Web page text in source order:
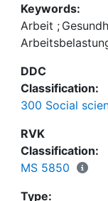
Gesundheit
Die Analyse
Dabei werden
gruppen
in Bezug auf
eigenständige
gesundheitliche
Das Ergebnis:
Keywords:
Arbeit ;
DDC
Classification:
300 Social
RVK
Classification:
MS 5850
Type: